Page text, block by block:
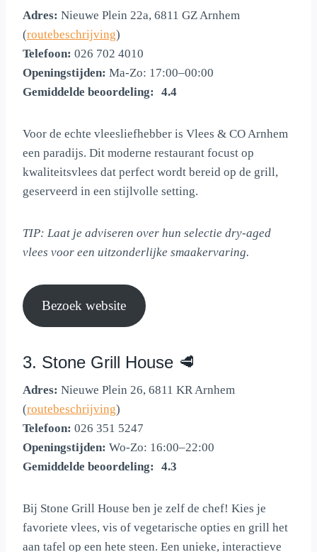
Adres: Nieuwe Plein 22a, 6811 GZ Arnhem
(routebeschrijving)
Telefoon: 026 702 4010
Openingstijden: Ma-Zo: 17:00–00:00
Gemiddelde beoordeling:
4.4 out of 5.0 stars
4.4
Voor de echte vleesliefhebber is Vlees & CO Arnhem
een paradijs. Dit moderne restaurant focust op
kwaliteitsvlees dat perfect wordt bereid op de grill,
geserveerd in een stijlvolle setting.
TIP: Laat je adviseren over hun selectie dry-aged
vlees voor een uitzonderlijke smaakervaring.
Bezoek website
3. Stone Grill House 🥩
Adres: Nieuwe Plein 26, 6811 KR Arnhem
(routebeschrijving)
Telefoon: 026 351 5247
Openingstijden: Wo-Zo: 16:00–22:00
Gemiddelde beoordeling:
4.3 out of 5.0 stars
4.3
Bij Stone Grill House ben je zelf de chef! Kies je
favoriete vlees, vis of vegetarische opties en grill het
aan tafel op een hete steen. Een unieke, interactieve